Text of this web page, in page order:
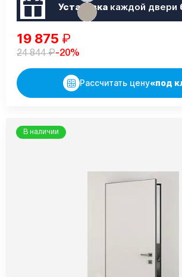
Установкакаждой двери
19 875 ₽
24 844₽-20%
Рассчитать цену«под
В наличии